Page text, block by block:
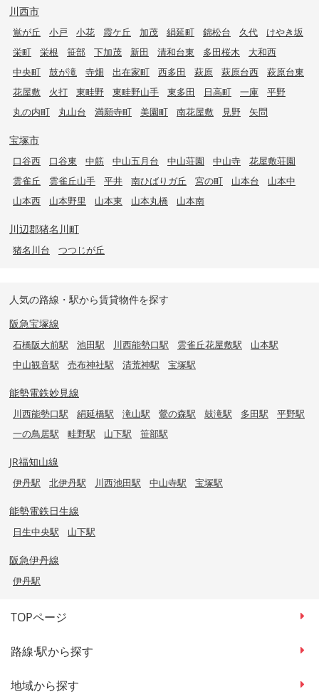
川西市
鴬が丘 小戸 小花 霞ケ丘 加茂 絹延町 錦松台 久代
けやき坂
栄町
栄根 笹部 下加茂 新田 清和台東 多田桜木
大和西
中央町
鼓が滝 寺畑 出在家町 西多田 萩原 萩原台西
萩原台東
花屋敷
火打 東畦野 東畦野山手 東多田 日高町 一庫
平野
丸の内町
丸山台 満願寺町 美園町 南花屋敷 見野 矢問
宝塚市
口谷西 口谷東 中筋 中山五月台 中山荘園 中山寺
花屋敷荘園
雲雀丘
雲雀丘山手 平井 南ひばりガ丘 宮の町 山本台
山本中
山本西
山本野里 山本東 山本丸橋 山本南
川辺郡猪名川町
猪名川台 つつじが丘
人気の路線・駅から賃貸物件を探す
阪急宝塚線
石橋阪大前駅 池田駅 川西能勢口駅 雲雀丘花屋敷駅
山本駅
中山観音駅
売布神社駅 清荒神駅 宝塚駅
能勢電鉄妙見線
川西能勢口駅 絹延橋駅 滝山駅 鶯の森駅 鼓滝駅 多田駅
平野駅
一の鳥居駅
畦野駅 山下駅 笹部駅
JR福知山線
伊丹駅 北伊丹駅 川西池田駅 中山寺駅 宝塚駅
能勢電鉄日生線
日生中央駅 山下駅
阪急伊丹線
伊丹駅
TOPページ
路線·駅から探す
地域から探す